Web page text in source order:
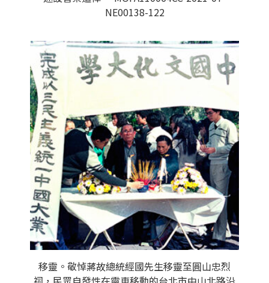
NE00138-122
移靈。敬悼蔣故總統經國先生移靈至圓山忠烈